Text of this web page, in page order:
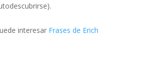
interesar Frases de Erich